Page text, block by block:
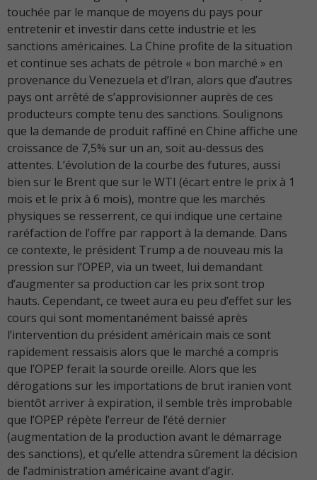
touchée par le manque de moyens du pays pour
entretenir et investir dans cette industrie et les
sanctions américaines. La Chine profite de la situation
et continue ses achats de pétrole « bon marché » en
provenance du Venezuela et d’Iran, alors que d’autres
pays ont arrêté de s’approvisionner auprès de ces
producteurs compte tenu des sanctions. Soulignons
que la demande de produit raffiné en Chine affiche une
croissance de 7,5% sur un an, soit au-dessus des
attentes. L’évolution de la courbe des futures, aussi
bien sur le Brent que sur le WTI (écart entre le prix à 1
mois et le prix à 6 mois), montre que les marchés
physiques se resserrent, ce qui indique une certaine
raréfaction de l’offre par rapport à la demande. Dans
ce contexte, le président Trump a de nouveau mis la
pression sur l’OPEP, via un tweet, lui demandant
d’augmenter sa production car les prix sont trop
hauts. Cependant, ce tweet aura eu peu d’effet sur les
cours qui sont momentanément baissé après
l’intervention du président américain mais ce sont
rapidement ressaisis alors que le marché a compris
que l’OPEP ferait la sourde oreille. Alors que les
dérogations sur les importations de brut iranien vont
bientôt arriver à expiration, il semble très improbable
que l’OPEP répète l’erreur de l’été dernier
(augmentation de la production avant le démarrage
des sanctions), et qu’elle attendra sûrement la décision
de l’administration américaine avant d’agir.